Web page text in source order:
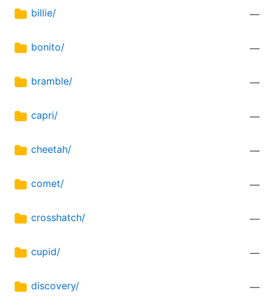
billie/ —
bonito/ —
bramble/ —
capri/ —
cheetah/ —
comet/ —
crosshatch/ —
cupid/ —
discovery/ —